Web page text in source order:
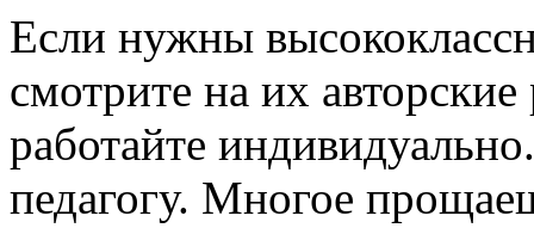
Если нужны
смотрите на их
работайте
педагогу. Многое